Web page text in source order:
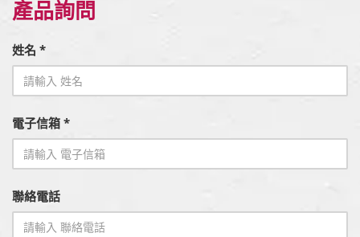
產品詢問
姓名 *
電子信箱 *
聯絡電話